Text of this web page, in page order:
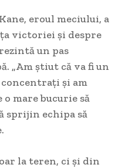
eroul meciului, a
victoriei și despre
un pas
„Am știut că va fi un
și am
mare bucurie să
sprijin echipa să
la teren, ci și din